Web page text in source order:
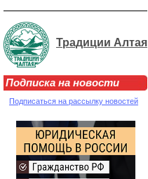
Традиции Алтая
Подписка на новости
Подписаться на рассылку новостей